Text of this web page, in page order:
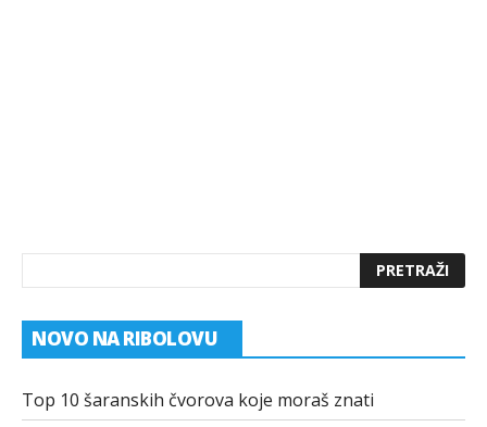
NOVO NA RIBOLOVU
Top 10 šaranskih čvorova koje moraš znati